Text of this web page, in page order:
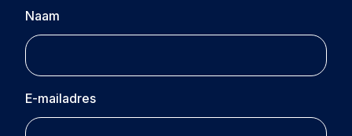
Naam
E-mailadres